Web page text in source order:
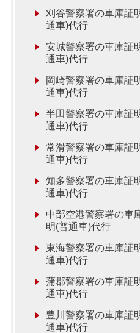
刈谷警察署の車庫証
通車)代行
安城警察署の車庫証
通車)代行
岡崎警察署の車庫証
通車)代行
半田警察署の車庫証
通車)代行
常滑警察署の車庫証
通車)代行
知多警察署の車庫証
通車)代行
中部空港警察署の車
明(普通車)代行
東海警察署の車庫証
通車)代行
蒲郡警察署の車庫証
通車)代行
豊川警察署の車庫証
通車)代行